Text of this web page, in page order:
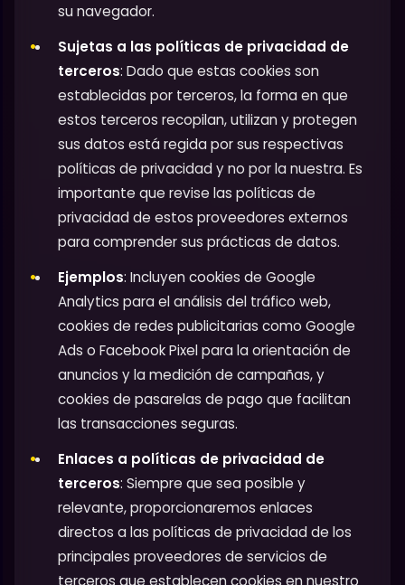
su navegador.
Sujetas a las políticas de privacidad de
terceros: Dado que estas cookies son
establecidas por terceros, la forma en que
estos terceros recopilan, utilizan y protegen
sus datos está regida por sus respectivas
políticas de privacidad y no por la nuestra. Es
importante que revise las políticas de
privacidad de estos proveedores externos
para comprender sus prácticas de datos.
Ejemplos: Incluyen cookies de Google
Analytics para el análisis del tráfico web,
cookies de redes publicitarias como Google
Ads o Facebook Pixel para la orientación de
anuncios y la medición de campañas, y
cookies de pasarelas de pago que facilitan
las transacciones seguras.
Enlaces a políticas de privacidad de
terceros: Siempre que sea posible y
relevante, proporcionaremos enlaces
directos a las políticas de privacidad de los
principales proveedores de servicios de
terceros que establecen cookies en nuestro